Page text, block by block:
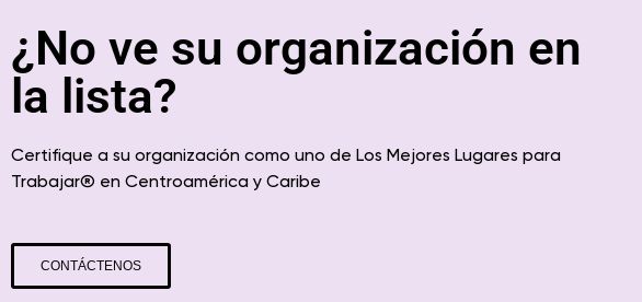
¿No ve su organización en
la lista?
Certifique a su organización como uno de Los Mejores Lugares para
Trabajar® en Centroamérica y Caribe
CONTÁCTENOS